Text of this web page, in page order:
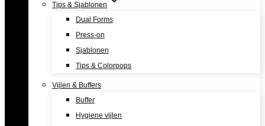
Tips & Sjablonen
Dual Forms
Press-on
Sjablonen
Tips & Colorpops
Vijlen & Buffers
Buffer
Hygiene vijlen